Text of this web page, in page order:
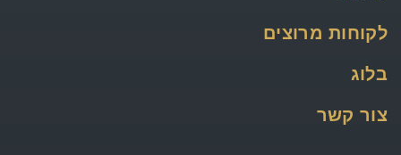
לקוחות מרוצים
בלוג
צור קשר